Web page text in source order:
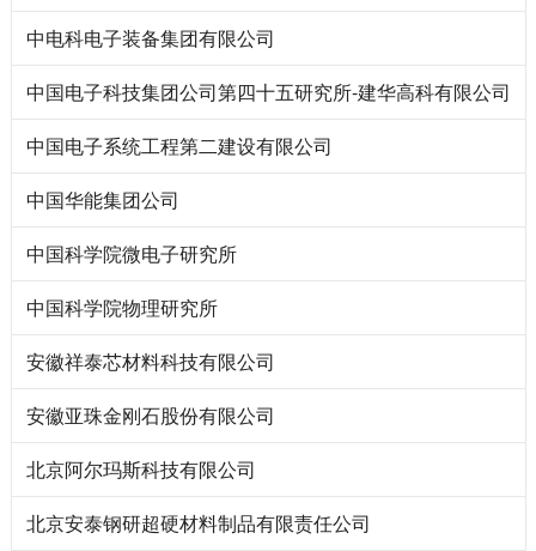
中电科电子装备集团有限公司
中国电子科技集团公司第四十五研究所-建华高科有限公司
中国电子系统工程第二建设有限公司
中国华能集团公司
中国科学院微电子研究所
中国科学院物理研究所
安徽祥泰芯材料科技有限公司
安徽亚珠金刚石股份有限公司
北京阿尔玛斯科技有限公司
北京安泰钢研超硬材料制品有限责任公司